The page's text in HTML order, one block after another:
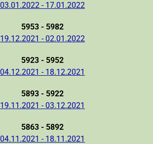
03.01.2022 - 17.01.2022
5953 - 5982
19.12.2021 - 02.01.2022
5923 - 5952
04.12.2021 - 18.12.2021
5893 - 5922
19.11.2021 - 03.12.2021
5863 - 5892
04.11.2021 - 18.11.2021